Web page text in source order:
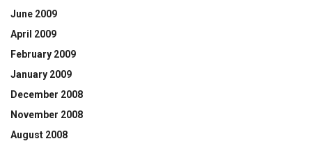
June 2009
April 2009
February 2009
January 2009
December 2008
November 2008
August 2008